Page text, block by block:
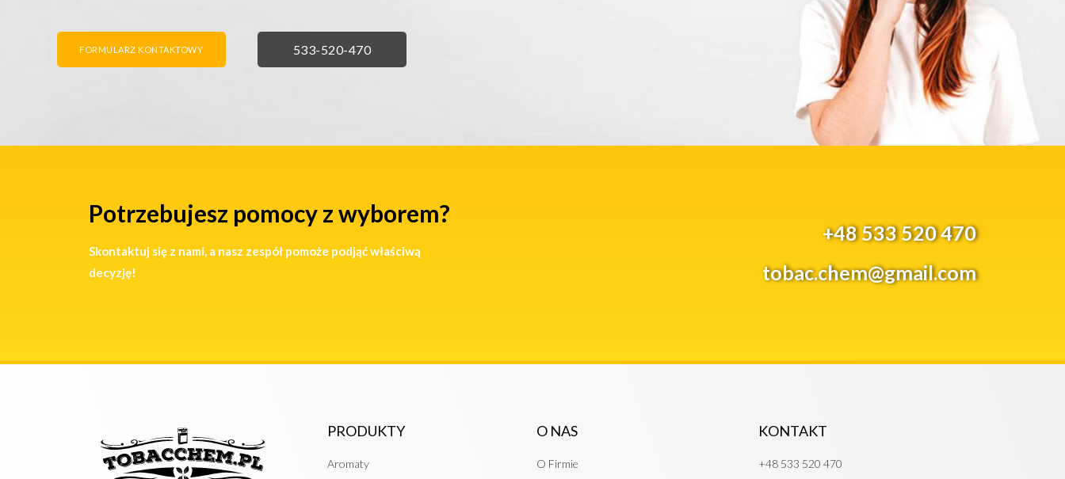
FORMULARZ KONTAKTOWY 533-520-470
Potrzebujesz pomocy z wyborem?
Skontaktuj się z nami, a nasz zespół pomoże podjąć właściwą
decyzję!
+48 533 520 470
tobac.chem@gmail.com
PRODUKTY
Aromaty
O NAS
O Firmie
KONTAKT
+48 533 520 470